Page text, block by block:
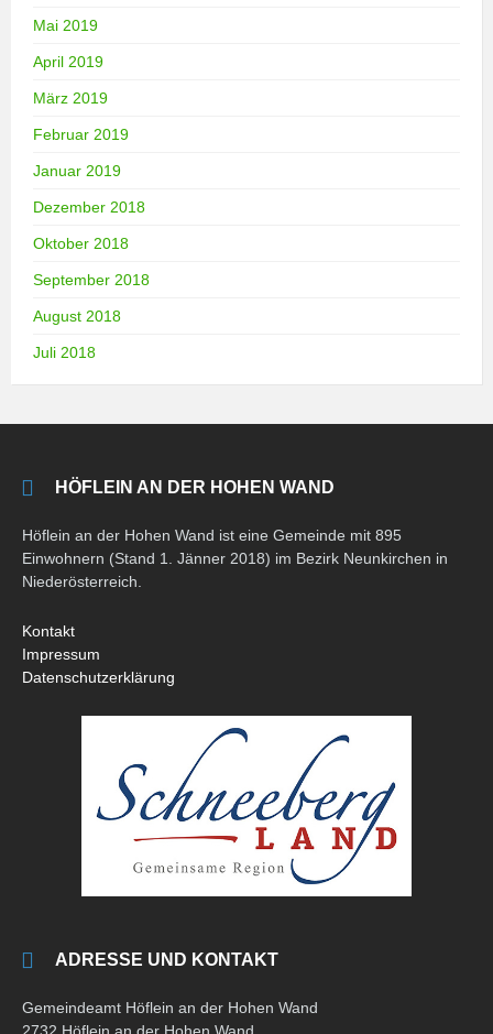
Mai 2019
April 2019
März 2019
Februar 2019
Januar 2019
Dezember 2018
Oktober 2018
September 2018
August 2018
Juli 2018
HÖFLEIN AN DER HOHEN WAND
Höflein an der Hohen Wand ist eine Gemeinde mit 895
Einwohnern (Stand 1. Jänner 2018) im Bezirk Neunkirchen in
Niederösterreich.
Kontakt
Impressum
Datenschutzerklärung
ADRESSE UND KONTAKT
Gemeindeamt Höflein an der Hohen Wand